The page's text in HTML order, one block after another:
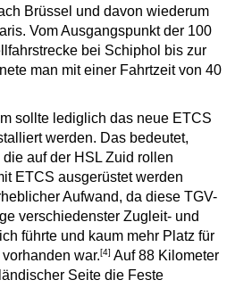
Brüssel und davon wiederum
Vom Ausgangspunkt der 100
bei Schiphol bis zur
man mit einer Fahrtzeit von 40
sollte lediglich das neue ETCS
werden. Das bedeutet,
auf der HSL Zuid rollen
ETCS ausgerüstet werden
Aufwand, da diese TGV-
verschiedenster Zugleit- und
führte und kaum mehr Platz für
war.[4] Auf 88 Kilometer
Seite die Feste